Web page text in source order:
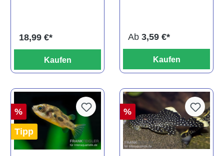
18,99 €*
Kaufen
Ab 3,59 €*
Kaufen
%
Tipp
%